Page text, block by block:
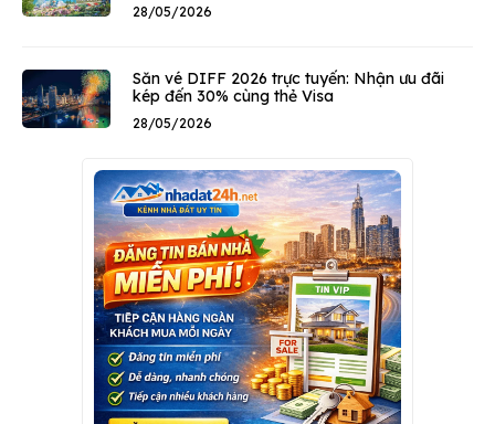
28/05/2026
Săn vé DIFF 2026 trực tuyến: Nhận ưu đãi
kép đến 30% cùng thẻ Visa
28/05/2026